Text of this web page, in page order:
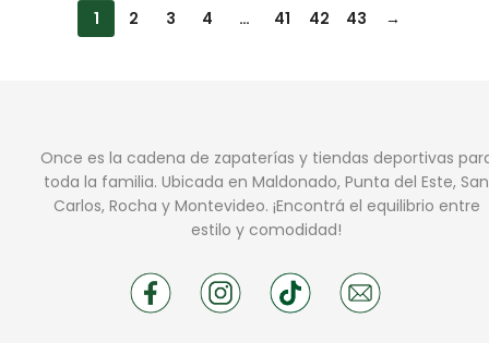
1 2 3 4 … 41 42 43 →
Once es la cadena de zapaterías y tiendas deportivas
toda la familia. Ubicada en Maldonado, Punta del Este, San
Carlos, Rocha y Montevideo. ¡Encontrá el equilibrio entre
estilo y comodidad!